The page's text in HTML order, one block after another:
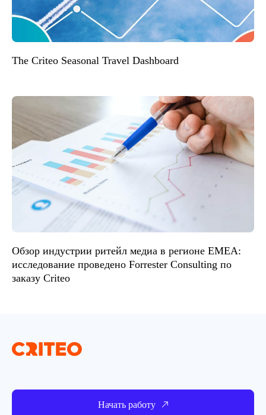
The Criteo Seasonal Travel Dashboard
Обзор индустрии ритейл медиа в регионе EMEA:
исследование проведено Forrester Consulting по
заказу Criteo
Начать работу